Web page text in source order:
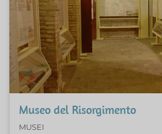
Museo del Risorgimento
MUSEI